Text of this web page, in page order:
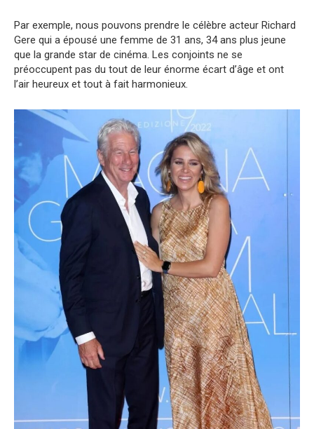
Par exemple, nous pouvons prendre le célèbre acteur Richard
Gere qui a épousé une femme de 31 ans, 34 ans plus jeune
que la grande star de cinéma. Les conjoints ne se
préoccupent pas du tout de leur énorme écart d’âge et ont
l’air heureux et tout à fait harmonieux.